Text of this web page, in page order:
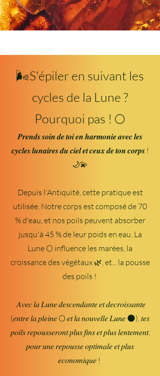
🌬S'épiler en suivant les
cycles de la Lune ?
Pourquoi pas ! 🌕
𝑷𝒓𝒆𝒏𝒅𝒔 𝒔𝒐𝒊𝒏 𝒅𝒆 𝒕𝒐𝒊 𝒆𝒏 𝒉𝒂𝒓𝒎𝒐𝒏𝒊𝒆 𝒂𝒗𝒆𝒄 𝒍𝒆𝒔
𝒄𝒚𝒄𝒍𝒆𝒔 𝒍𝒖𝒏𝒂𝒊𝒓𝒆𝒔 𝒅𝒖 𝒄𝒊𝒆𝒍 𝒆𝒕 𝒄𝒆𝒖𝒙 𝒅𝒆 𝒕𝒐𝒏 𝒄𝒐𝒓𝒑𝒔 !
🌙💫
Depuis l'Antiquité, cette pratique est
utilisée. Notre corps est composé de 70
% d'eau, et nos poils peuvent absorber
jusqu'à 45 % de leur poids en eau. La
Lune 🌕 influence les marées, la
croissance des végétaux 🌿, et... la pousse
des poils !
𝐴𝑣𝑒𝑐 𝑙𝑎 𝐿𝑢𝑛𝑒 𝑑𝑒𝑠𝑐𝑒𝑛𝑑𝑎𝑛𝑡𝑒 𝑒𝑡 𝑑𝑒𝑐𝑟𝑜𝑖𝑠𝑠𝑎𝑛𝑡𝑒
(𝑒𝑛𝑡𝑟𝑒 𝑙𝑎 𝑝𝑙𝑒𝑖𝑛𝑒 🌕 𝑒𝑡 𝑙𝑎 𝑛𝑜𝑢𝑣𝑒𝑙𝑙𝑒 𝐿𝑢𝑛𝑒 🌑), 𝑡𝑒𝑠
𝑝𝑜𝑖𝑙𝑠 𝑟𝑒𝑝𝑜𝑢𝑠𝑠𝑒𝑟𝑜𝑛𝑡 𝑝𝑙𝑢𝑠 𝑓𝑖𝑛𝑠 𝑒𝑡 𝑝𝑙𝑢𝑠 𝑙𝑒𝑛𝑡𝑒𝑚𝑒𝑛𝑡,
𝑝𝑜𝑢𝑟 𝑢𝑛𝑒 𝑟𝑒𝑝𝑜𝑢𝑠𝑠𝑒 𝑜𝑝𝑡𝑖𝑚𝑎𝑙𝑒 𝑒𝑡 𝑝𝑙𝑢𝑠
𝑒𝑐𝑜𝑛𝑜𝑚𝑖𝑞𝑢𝑒 !